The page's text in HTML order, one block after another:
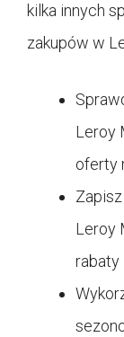
kilka innych
zakupów w
Leroy
oferty
Leroy
rabaty